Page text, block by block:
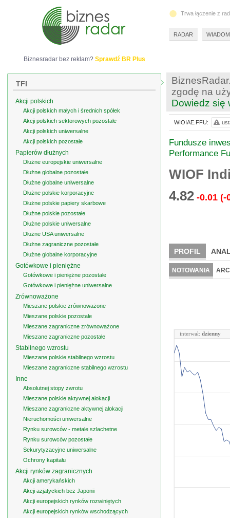
zgodę na
Dowiedz się
Fundusze
Performance
WIOF
4.82 -0.01 (-
PROFIL
NOTOWANIA
interwał: dzienny
WIOIAE.FFU:
Biznesradar bez reklam? Sprawdź BR Plus
TFI
Akcji polskich
Akcji polskich małych i średnich spółek
Akcji polskich sektorowych pozostałe
Akcji polskich uniwersalne
Akcji polskich pozostałe
Papierów dłużnych
Dłużne europejskie uniwersalne
Dłużne globalne pozostałe
Dłużne globalne uniwersalne
Dłużne polskie korporacyjne
Dłużne polskie papiery skarbowe
Dłużne polskie pozostałe
Dłużne polskie uniwersalne
Dłużne USA uniwersalne
Dłużne zagraniczne pozostałe
Dłużne globalne korporacyjne
Gotówkowe i pieniężne
Gotówkowe i pieniężne pozostałe
Gotówkowe i pieniężne uniwersalne
Zrównoważone
Mieszane polskie zrównoważone
Mieszane polskie pozostałe
Mieszane zagraniczne zrównoważone
Mieszane zagraniczne pozostałe
Stabilnego wzrostu
Mieszane polskie stabilnego wzrostu
Mieszane zagraniczne stabilnego wzrostu
Inne
Absolutnej stopy zwrotu
Mieszane polskie aktywnej alokacji
Mieszane zagraniczne aktywnej alokacji
Nieruchomości uniwersalne
Rynku surowców - metale szlachetne
Rynku surowców pozostałe
Sekurytyzacyjne uniwersalne
Ochrony kapitału
Akcji rynków zagranicznych
Akcji amerykańskich
Akcji azjatyckich bez Japonii
Akcji europejskich rynków rozwiniętych
Akcji europejskich rynków wschodzących
Trwa łączenie z
RADAR